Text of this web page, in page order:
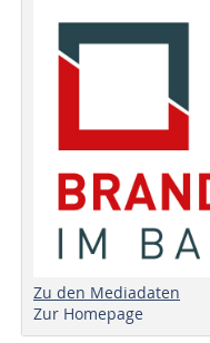
Zu den Mediadaten
Zur Homepage